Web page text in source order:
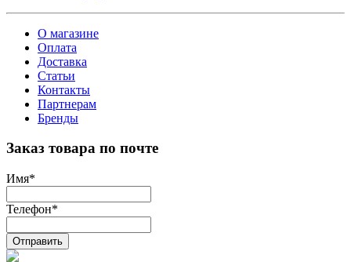
О магазине
Оплата
Доставка
Статьи
Контакты
Партнерам
Бренды
Заказ товара по почте
Имя*
Телефон*
Отправить